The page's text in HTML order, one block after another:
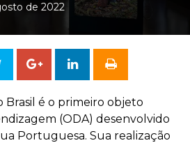
de 2022
TweetarCompartilhar
no
Google
Brasil é o primeiro objeto
(ODA) desenvolvido
Portuguesa. Sua realização